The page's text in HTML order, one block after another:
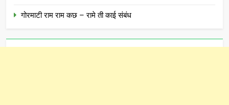
गोरमाटी राम राम कछ – रामे ती काई संबंध